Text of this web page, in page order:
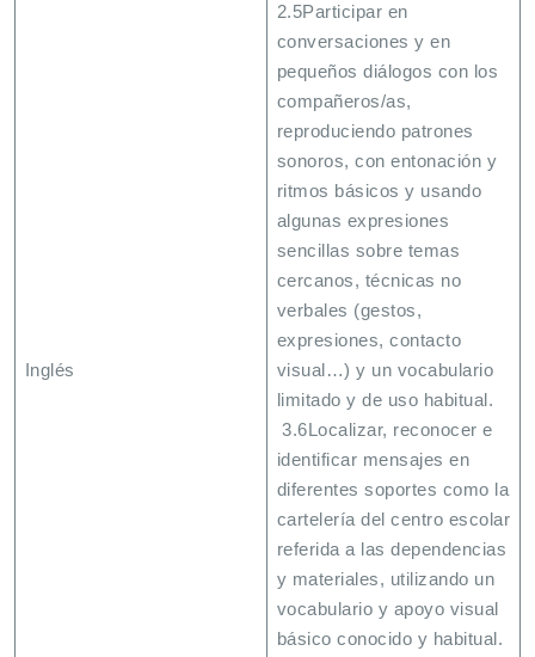
Inglés
2.5Participar en
conversaciones y en
pequeños diálogos con los
compañeros/as,
reproduciendo patrones
sonoros, con entonación y
ritmos básicos y usando
algunas expresiones
sencillas sobre temas
cercanos, técnicas no
verbales (gestos,
expresiones, contacto
visual…) y un vocabulario
limitado y de uso habitual.
3.6Localizar, reconocer e
identificar mensajes en
diferentes soportes como la
cartelería del centro escolar
referida a las dependencias
y materiales, utilizando un
vocabulario y apoyo visual
básico conocido y habitual.